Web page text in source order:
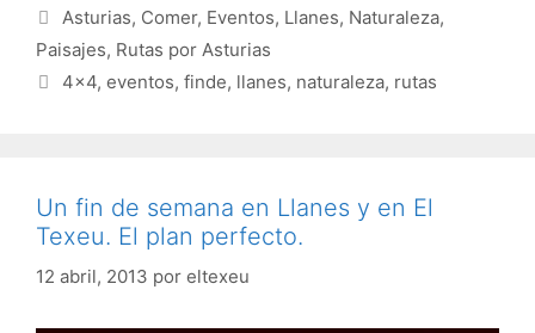
Categorías
Asturias, Comer, Eventos, Llanes, Naturaleza,
Paisajes, Rutas por Asturias
Etiquetas
4x4, eventos, finde, llanes, naturaleza, rutas
Un fin de semana en Llanes y en El
Texeu. El plan perfecto.
12 abril, 2013 por eltexeu